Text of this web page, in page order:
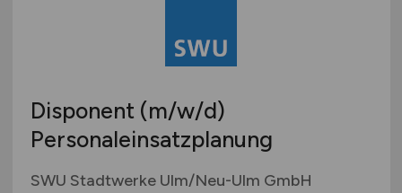
Disponent (m/w/d)
Personaleinsatzplanung
SWU Stadtwerke Ulm/Neu-Ulm GmbH